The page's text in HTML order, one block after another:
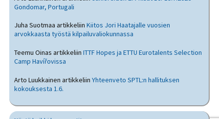
Gondomar, Portugali
Juha Suotmaa artikkeliinKiitos Jori Haatajalle vuosien
arvokkaasta työstä kilpailuvaliokunnassa
Teemu Oinas artikkeliinITTF Hopes ja ETTU Eurotalents Selection
Camp Havířovissa
Arto Luukkainen artikkeliinYhteenveto SPTL:n hallituksen
kokouksesta 1.6.